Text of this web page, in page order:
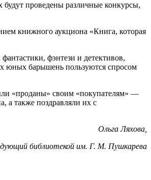
проведены различные конкурсы,
книжного аукциона «Книга, которая
фэнтези и детективов,
юных барышень пользуются спросом
«проданы» своим «покупателям» —
а также поздравляли их с
Ольга Ляхова,
библиотекой им. Г. М. Пушкарева